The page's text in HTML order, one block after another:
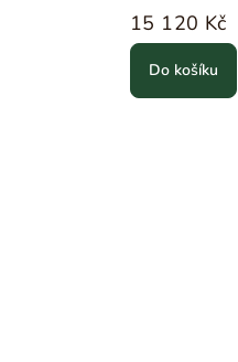
15 120 Kč
Do košíku